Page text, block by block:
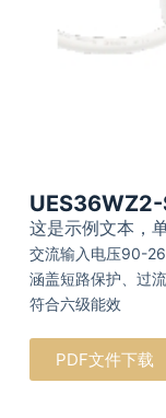
UES36WZ2-
这是示例文本，
交流输入电压90-
涵盖短路保护、过
符合六级能效
PDF文件下载